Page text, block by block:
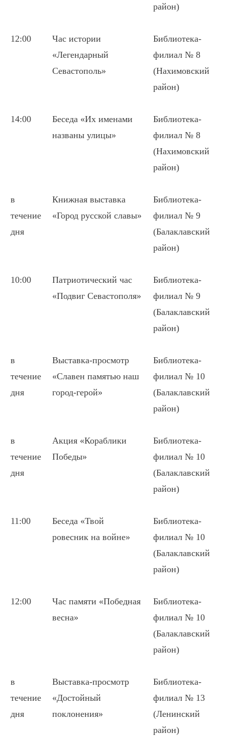
район)
12:00
Час истории
«Легендарный
Севастополь»
Библиотека-
филиал № 8
(Нахимовский
район)
14:00
Беседа «Их именами
названы улицы»
Библиотека-
филиал № 8
(Нахимовский
район)
в
течение
дня
Книжная выставка
«Город русской славы»
Библиотека-
филиал № 9
(Балаклавский
район)
10:00
Патриотический час
«Подвиг Севастополя»
Библиотека-
филиал № 9
(Балаклавский
район)
в
течение
дня
Выставка-просмотр
«Славен памятью наш
город-герой»
Библиотека-
филиал № 10
(Балаклавский
район)
в
течение
дня
Акция «Кораблики
Победы»
Библиотека-
филиал № 10
(Балаклавский
район)
11:00
Беседа «Твой
ровесник на войне»
Библиотека-
филиал № 10
(Балаклавский
район)
12:00
Час памяти «Победная
весна»
Библиотека-
филиал № 10
(Балаклавский
район)
в
течение
дня
Выставка-просмотр
«Достойный
поклонения»
Библиотека-
филиал № 13
(Ленинский
район)